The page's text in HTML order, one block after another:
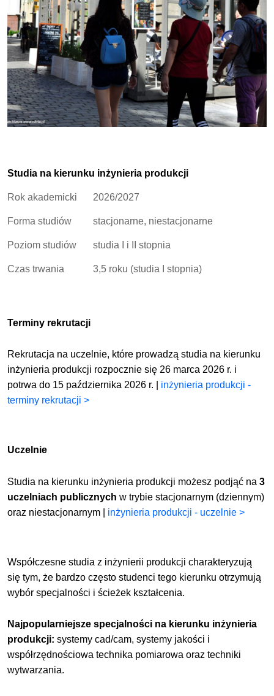
Studia na kierunku inżynieria produkcji
Rok akademicki 2026/2027
Forma studiów stacjonarne, niestacjonarne
Poziom studiów studia I i II stopnia
Czas trwania 3,5 roku (studia I stopnia)
Terminy rekrutacji
Rekrutacja na uczelnie, które prowadzą studia na kierunku
inżynieria produkcji rozpocznie się 26 marca 2026 r. i
potrwa do 15 października 2026 r. | inżynieria produkcji -
terminy rekrutacji >
Uczelnie
Studia na kierunku inżynieria produkcji możesz podjąć na3
uczelniach publicznych w trybie stacjonarnym (dziennym)
oraz niestacjonarnym | inżynieria produkcji - uczelnie >
Współczesne studia z inżynierii produkcji charakteryzują
się tym, że bardzo często studenci tego kierunku otrzymują
wybór specjalności i ścieżek kształcenia.
Najpopularniejsze specjalności na kierunku inżynieria
produkcji: systemy cad/cam, systemy jakości i
współrzędnościowa technika pomiarowa oraz techniki
wytwarzania.